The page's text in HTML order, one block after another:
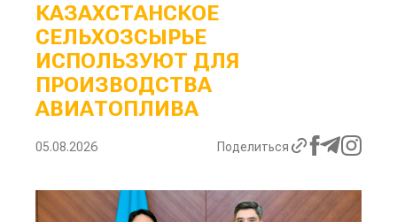
КАЗАХСТАНСКОЕ
СЕЛЬХОЗСЫРЬЕ
ИСПОЛЬЗУЮТ ДЛЯ
ПРОИЗВОДСТВА
АВИАТОПЛИВА
05.08.2026 Поделиться